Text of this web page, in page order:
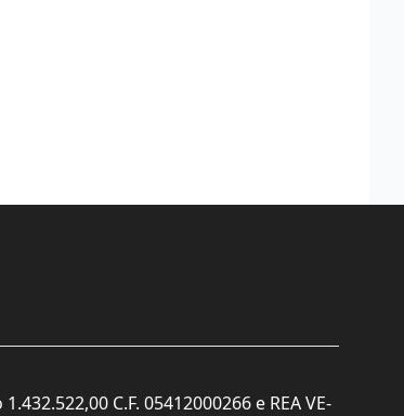
C.F. 05412000266 e REA VE-